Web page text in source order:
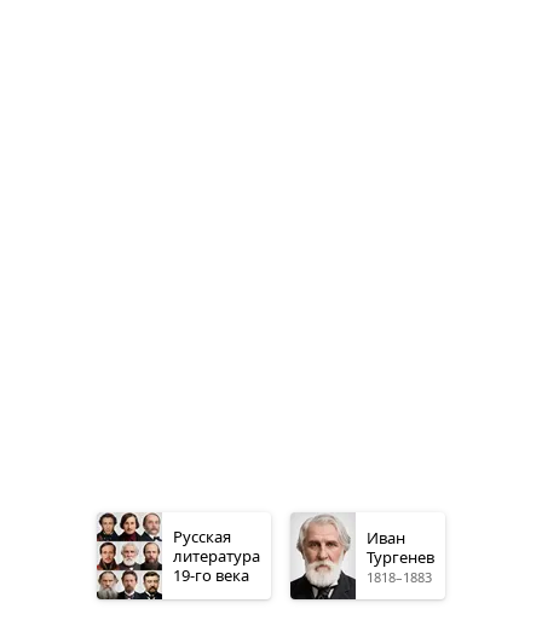
Русская
литература
19-го века
Иван
Тургенев
1818–1883